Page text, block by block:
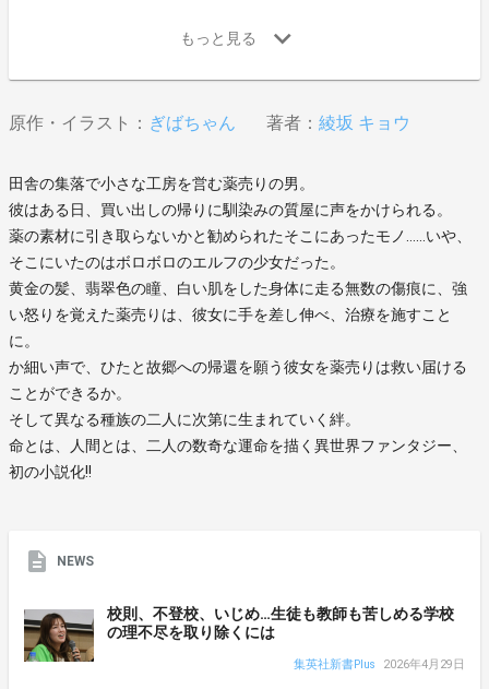
原作・イラスト： ぎばちゃん 著者： 綾坂 キョウ
田舎の集落で小さな工房を営む薬売りの男。
彼はある日、買い出しの帰りに馴染みの質屋に声をかけられる。
薬の素材に引き取らないかと勧められたそこにあったモノ……いや、
そこにいたのはボロボロのエルフの少女だった。
黄金の髪、翡翠色の瞳、白い肌をした身体に走る無数の傷痕に、強
い怒りを覚えた薬売りは、彼女に手を差し伸べ、治療を施すこと
に。
か細い声で、ひたと故郷への帰還を願う彼女を薬売りは救い届ける
ことができるか。
そして異なる種族の二人に次第に生まれていく絆。
命とは、人間とは、二人の数奇な運命を描く異世界ファンタジー、
初の小説化!!
NEWS
校則、不登校、いじめ…生徒も教師も苦しめる学校
の理不尽を取り除くには
集英社新書Plus 2026年4月29日